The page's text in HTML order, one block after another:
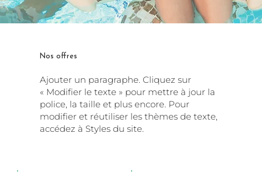
Ajouter un paragraphe. Cliquez sur
« Modifier le texte » pour mettre à jour la
police, la taille et plus encore. Pour
modifier et réutiliser les thèmes de texte,
accédez à Styles du site.
Nos offres